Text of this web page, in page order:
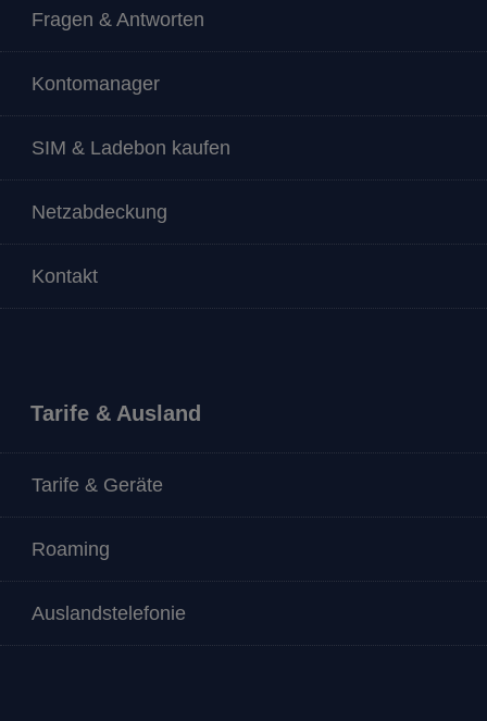
Fragen & Antworten
Kontomanager
SIM & Ladebon kaufen
Netzabdeckung
Kontakt
Tarife & Ausland
Tarife & Geräte
Roaming
Auslandstelefonie